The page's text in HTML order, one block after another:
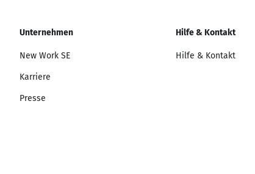
Unternehmen
New Work SE
Karriere
Presse
Hilfe & Kontakt
Hilfe & Kontakt